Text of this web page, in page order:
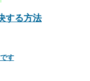
する方法
す